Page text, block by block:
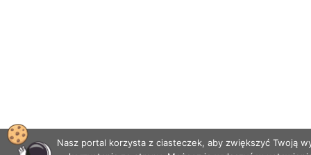
Nasz portal korzysta z ciasteczek, aby zwiększyć Twoją